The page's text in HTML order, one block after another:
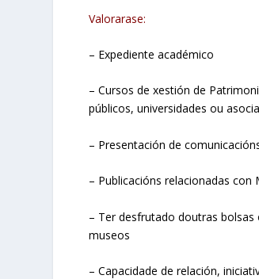
Valorarase:
– Expediente académico
– Cursos de xestión de
públicos, universidades ou
– Presentación de
– Publicacións relacionadas
– Ter desfrutado doutras
museos
– Capacidade de relación,